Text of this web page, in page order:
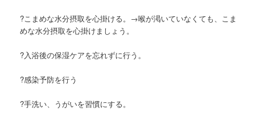
?こまめな水分摂取を心掛ける。→喉が渇いていなくても、こま
めな水分摂取を心掛けましょう。
?入浴後の保湿ケアを忘れずに行う。
?感染予防を行う
?手洗い、うがいを習慣にする。